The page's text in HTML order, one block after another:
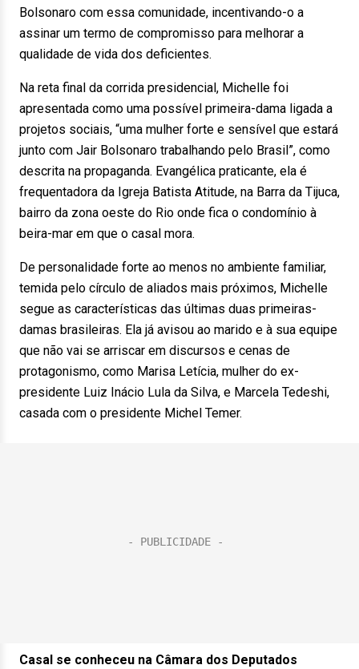
Bolsonaro com essa comunidade, incentivando-o a
assinar um termo de compromisso para melhorar a
qualidade de vida dos deficientes.
Na reta final da corrida presidencial, Michelle foi
apresentada como uma possível primeira-dama ligada a
projetos sociais, “uma mulher forte e sensível que estará
junto com Jair Bolsonaro trabalhando pelo Brasil”, como
descrita na propaganda. Evangélica praticante, ela é
frequentadora da Igreja Batista Atitude, na Barra da Tijuca,
bairro da zona oeste do Rio onde fica o condomínio à
beira-mar em que o casal mora.
De personalidade forte ao menos no ambiente familiar,
temida pelo círculo de aliados mais próximos, Michelle
segue as características das últimas duas primeiras-
damas brasileiras. Ela já avisou ao marido e à sua equipe
que não vai se arriscar em discursos e cenas de
protagonismo, como Marisa Letícia, mulher do ex-
presidente Luiz Inácio Lula da Silva, e Marcela Tedeshi,
casada com o presidente Michel Temer.
Casal se conheceu na Câmara dos Deputados